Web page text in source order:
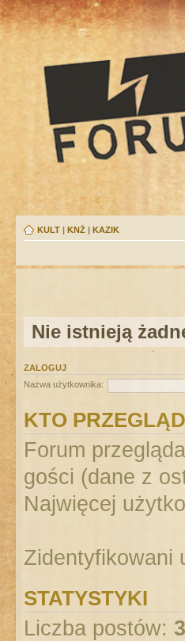
KULT | KNŻ | KAZIK
Nie istnieją
ZALOGUJ
Nazwa użytkownika:
KTO
Forum przegląda
gości (dane z
Najwięcej
Zidentyfikowani
STATYSTYKI
Liczba postów: